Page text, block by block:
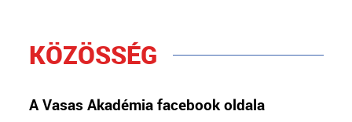
KÖZÖSSÉG
A Vasas Akadémia facebook oldala